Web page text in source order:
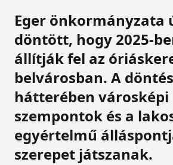
Eger önkormányzata
döntött, hogy 2025-
állítják fel az
belvárosban. A döntés
hátterében városképi
szempontok és a
egyértelmű
szerepet játszanak.